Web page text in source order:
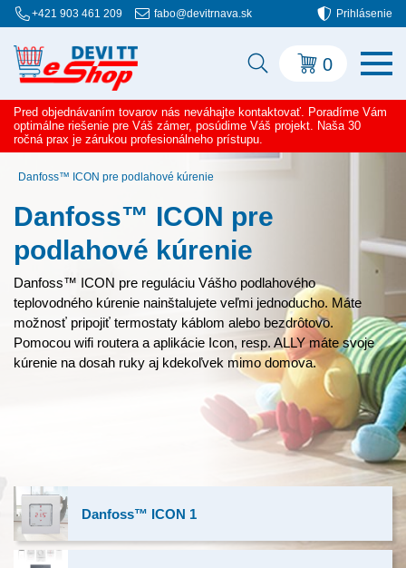
+421 903 461 209 fabo@devitrnava.sk Prihlásenie
0
Pred objednávaním tovarov nás neváhajte kontaktovať. Poradíme Vám
optimálne riešenie pre Váš zámer, posúdime Váš projekt. Naša 30
ročná prax je zárukou profesionálneho prístupu.
Danfoss™ ICON pre podlahové kúrenie
Danfoss™ ICON pre
podlahové kúrenie
Danfoss™ ICON pre reguláciu Vášho podlahového
teplovodného kúrenie nainštalujete veľmi jednoducho. Máte
možnosť pripojiť termostaty káblom alebo bezdrôtovo.
Pomocou wifi routera a aplikácie Icon, resp. ALLY máte svoje
kúrenie na dosah ruky aj kdekoľvek mimo domova.
Danfoss™ ICON 1